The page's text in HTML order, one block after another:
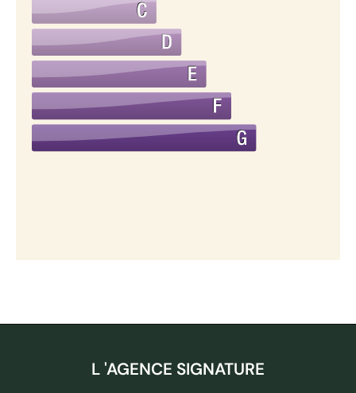
L 'AGENCE SIGNATURE